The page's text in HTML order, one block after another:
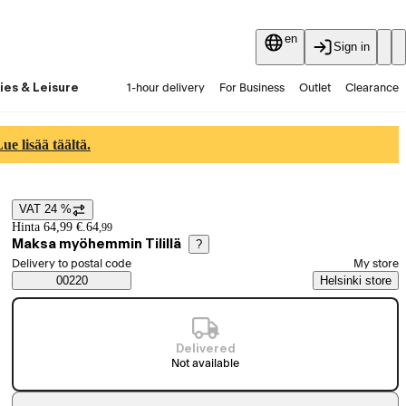
en
Sign in
& Leisure 1-hour delivery For Business Outlet Clearance
lisää täältä.
Price details
VAT 24 %
Hinta 64,99 €.64,99
Maksa myöhemmin Tilillä ?
Saatavuustiedot
Select order method
Delivery to postal code
00220
My store
Helsinki store
Delivered
Not available